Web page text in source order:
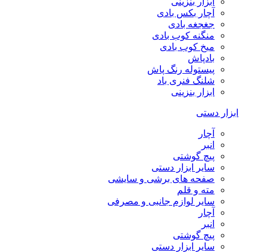
آچار بکس بادی
جغجغه بادی
منگنه کوب بادی
میخ کوب بادی
بادپاش
پیستوله رنگ پاش
شلنگ فنری باد
ابزار بنزینی
ابزار دستی
آچار
انبر
پیچ گوشتی
سایر ابزار دستی
صفحه های برشی و سایشی
مته و قلم
سایر لوازم جانبی و مصرفی
آچار
انبر
پیچ گوشتی
سایر ابزار دستی